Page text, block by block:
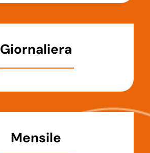
Giornaliera
Mensile